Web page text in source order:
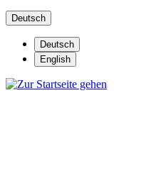
Deutsch
Deutsch
English